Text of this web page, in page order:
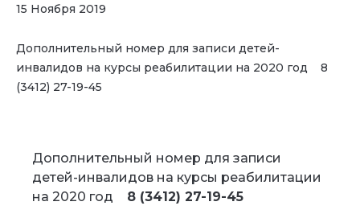
15 Ноября 2019
Дополнительный номер для записи детей-
инвалидов на курсы реабилитации на 2020 год 8
(3412) 27-19-45
Дополнительный номер для записи
детей-инвалидов на курсы реабилитации
на 2020 год
8 (3412) 27-19-45